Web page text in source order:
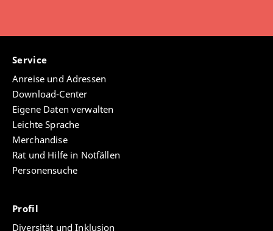
Service
Anreise und Adressen
Download-Center
Eigene Daten verwalten
Leichte Sprache
Merchandise
Rat und Hilfe in Notfällen
Personensuche
Profil
Diversität und Inklusion